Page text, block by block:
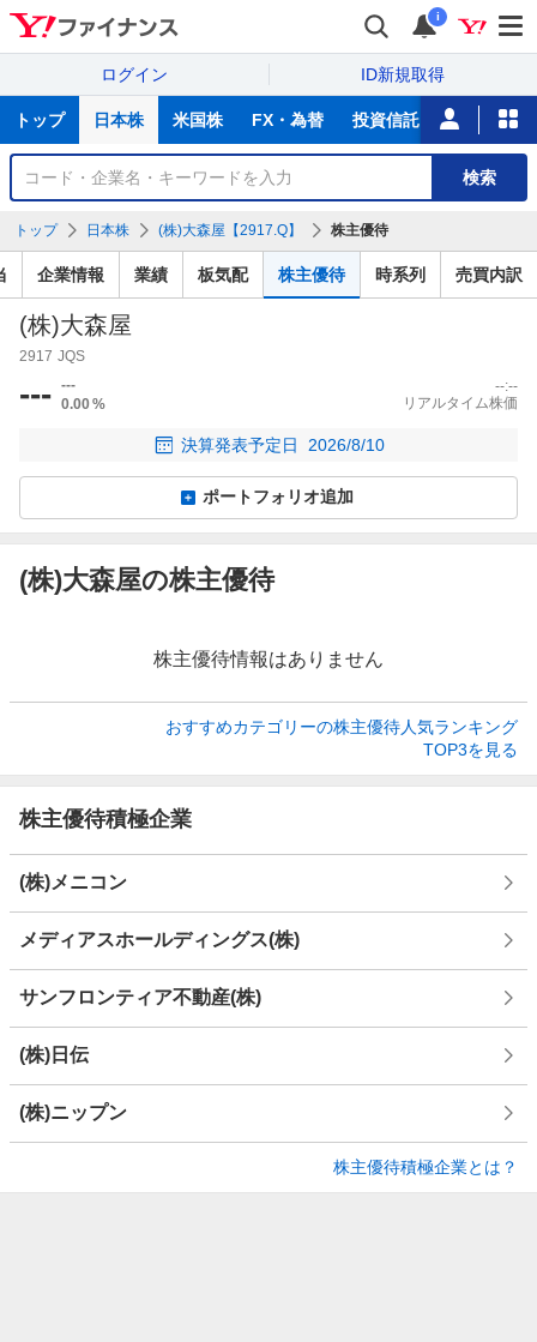
i
ログイン ID新規取得
サ
トップ 日本株 米国株 FX・為替 投資信託 ニュース
銘
検
検索
トップ 日本株 (株)大森屋【2917.Q】 株主優待
企業情報 業績 板気配 株主優待 時系列 売買内訳
(株)大森屋
2917 JQS
--- ---
0.00%
--:--
リアルタイム株価
決算発表予定日 2026/8/10
ポートフォリオ追加
(株)大森屋の株主優待
株主優待情報はありません
おすすめカテゴリーの株主優待人気ランキング
TOP3を見る
株主優待積極企業
(株)メニコン
メディアスホールディングス(株)
サンフロンティア不動産(株)
(株)日伝
(株)ニップン
株主優待積極企業とは？